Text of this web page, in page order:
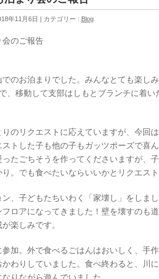
年11月6日 カテゴリー : Blog
会のご報告
のお泊まりでした。みんなとても楽しみ
、移動して支部はしもとブランチに着い
のリクエストに応えていますが、今回
トした子も他の子もガッツポーズで喜
たごちそうを作ってくださいますが、
。でも食べたいならいいかとリクエスト
、子どもたちいわく「家壊し」をしま
ロアになってきました！壁を壊すのも
楽しみです。
加。外で食べるごはんはおいしく、手
わりしていました。食べ終わると、川